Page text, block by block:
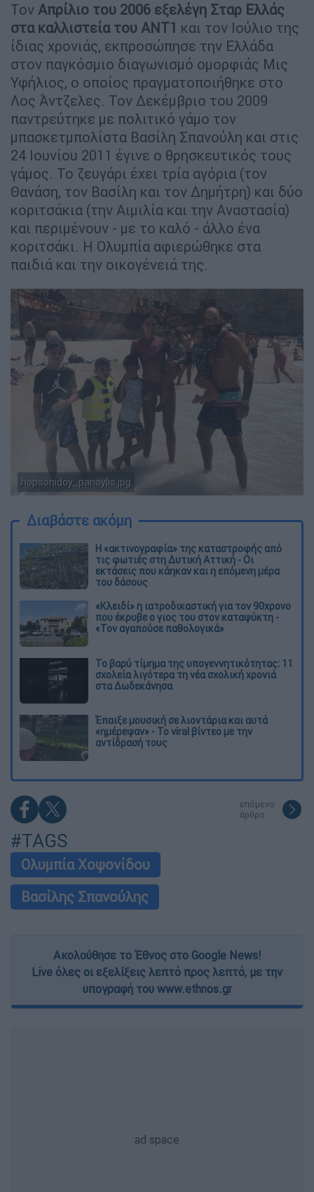
Τον Απρίλιο του 2006 εξελέγη Σταρ Ελλάς
στα καλλιστεία του ΑΝΤ1 και τον Ιούλιο της
ίδιας χρονιάς, εκπροσώπησε την Ελλάδα
στον παγκόσμιο διαγωνισμό ομορφιάς Μις
Υφήλιος, ο οποίος πραγματοποιήθηκε στο
Λος Άντζελες. Τον Δεκέμβριο του 2009
παντρεύτηκε με πολιτικό γάμο τον
μπασκετμπολίστα Βασίλη Σπανούλη και στις
24 Ιουνίου 2011 έγινε ο θρησκευτικός τους
γάμος. Το ζευγάρι έχει τρία αγόρια (τον
Θανάση, τον Βασίλη και τον Δημήτρη) και δύο
κοριτσάκια (την Αιμιλία και την Αναστασία)
και περιμένουν - με το καλό - άλλο ένα
κοριτσάκι. Η Ολυμπία αφιερώθηκε στα
παιδιά και την οικογένειά της.
hopsonidoy_panoylis.jpg
Διαβάστε ακόμη
Η «ακτινογραφία» της καταστροφής από
τις φωτιές στη Δυτική Αττική - Οι
εκτάσεις που κάηκαν και η επόμενη μέρα
του δάσους
«Κλειδί» η ιατροδικαστική για τον 90χρονο
που έκρυβε ο γιος του στον καταψύκτη -
«Τον αγαπούσε παθολογικά»
Το βαρύ τίμημα της υπογεννητικότητας: 11
σχολεία λιγότερα τη νέα σχολική χρονιά
στα Δωδεκάνησα
Έπαιξε μουσική σε λιοντάρια και αυτά
«ημέρεψαν» - Το viral βίντεο με την
αντίδρασή τους
επόμενο
άρθρο
#TAGS
Ολυμπία Χοψονίδου
Βασίλης Σπανούλης
Ακολούθησε το Έθνος στο Google News!
Live όλες οι εξελίξεις λεπτό προς λεπτό, με την
υπογραφή του www.ethnos.gr